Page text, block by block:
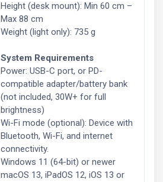
Height (desk mount): Min 60 cm –
Max 88 cm
Weight (light only): 735 g
System Requirements
Power: USB-C port, or PD-
compatible adapter/battery bank
(not included, 30W+ for full
brightness)
Wi-Fi mode (optional): Device with
Bluetooth, Wi-Fi, and internet
connectivity.
Windows 11 (64-bit) or newer
macOS 13, iPadOS 12, iOS 13 or